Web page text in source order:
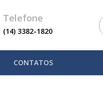
Telefone
(14) 3382-1820
CONTATOS